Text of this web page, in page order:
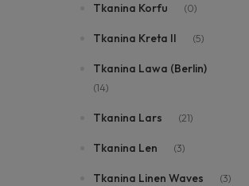
Tkanina Korfu (0)
Tkanina Kreta II (5)
Tkanina Lawa (Berlin)
(14)
Tkanina Lars (21)
Tkanina Len (3)
Tkanina Linen Waves (3)